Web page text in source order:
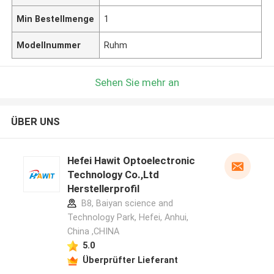
Min Bestellmenge 1
Modellnummer Ruhm
Sehen Sie mehr an
ÜBER UNS
Hefei Hawit Optoelectronic
Technology Co.,Ltd
Herstellerprofil
B8, Baiyan science and
Technology Park, Hefei, Anhui,
China ,CHINA
5.0
Überprüfter Lieferant